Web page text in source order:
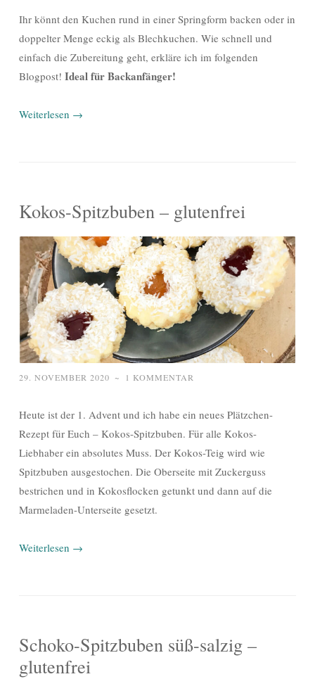
Ihr könnt den Kuchen rund in einer Springform backen oder in
doppelter Menge eckig als Blechkuchen. Wie schnell und
einfach die Zubereitung geht, erkläre ich im folgenden
Blogpost! Ideal für Backanfänger!
Weiterlesen →
Kokos-Spitzbuben – glutenfrei
29. NOVEMBER 2020 ~ 1 KOMMENTAR
Heute ist der 1. Advent und ich habe ein neues Plätzchen-
Rezept für Euch – Kokos-Spitzbuben. Für alle Kokos-
Liebhaber ein absolutes Muss. Der Kokos-Teig wird wie
Spitzbuben ausgestochen. Die Oberseite mit Zuckerguss
bestrichen und in Kokosflocken getunkt und dann auf die
Marmeladen-Unterseite gesetzt.
Weiterlesen →
Schoko-Spitzbuben süß-salzig –
glutenfrei